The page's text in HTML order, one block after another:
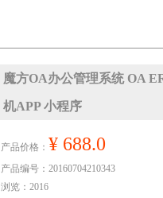
魔方OA办公管理系统 OA
机APP 小程序
产品价格： ¥ 688.0
产品编号：20160704210343
浏览：2016